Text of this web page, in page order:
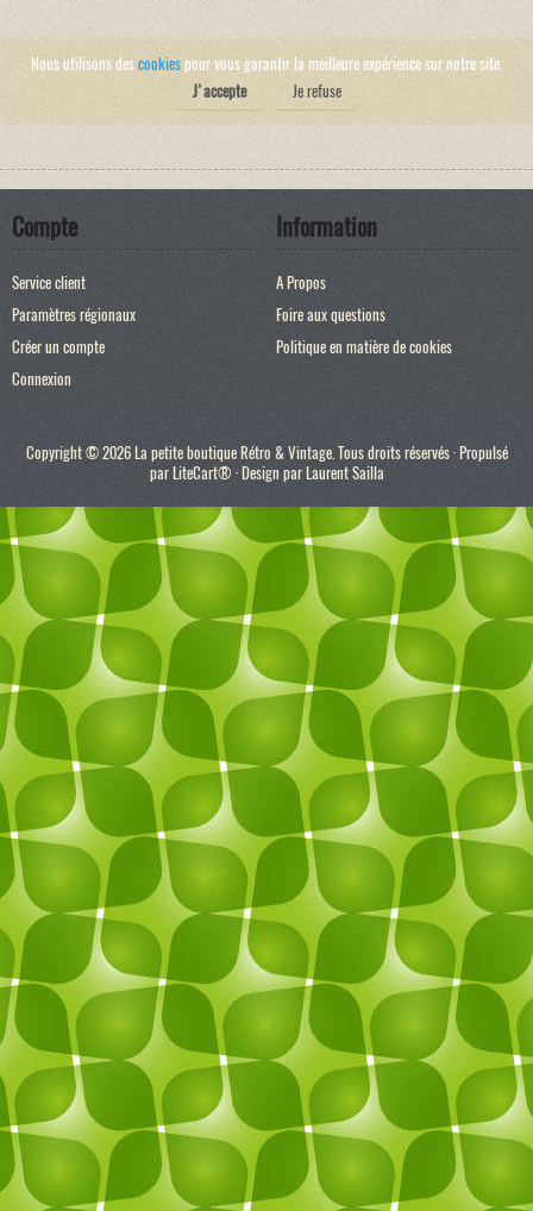
Nous utilisons descookiespour vous garantir la meilleure expérience sur notre site.
J'accepte
Je refuse
Compte
Service client
Paramètres régionaux
Créer un compte
Connexion
Information
A Propos
Foire aux questions
Politique en matière de cookies
Copyright © 2026 La petite boutique Rétro & Vintage. Tous droits réservés · Propulsé
parLiteCart® · Design parLaurent Sailla